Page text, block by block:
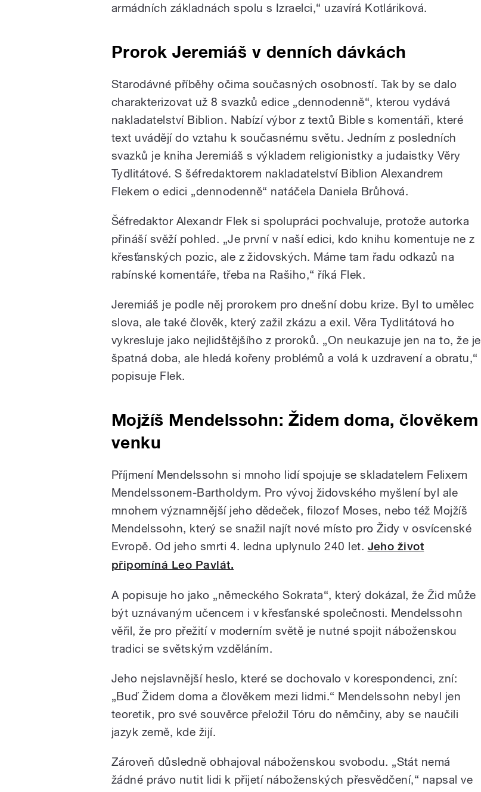
armádních základnách spolu s Izraelci,“ uzavírá Kotláriková.
Prorok Jeremiáš v denních dávkách
Starodávné příběhy očima současných osobností. Tak by se dalo
charakterizovat už 8 svazků edice „dennodenně“, kterou vydává
nakladatelství Biblion. Nabízí výbor z textů Bible s komentáři, které
text uvádějí do vztahu k současnému světu. Jedním z posledních
svazků je kniha Jeremiáš s výkladem religionistky a judaistky Věry
Tydlitátové. S šéfredaktorem nakladatelství Biblion Alexandrem
Flekem o edici „dennodenně“ natáčela Daniela Brůhová.
Šéfredaktor Alexandr Flek si spolupráci pochvaluje, protože autorka
přináší svěží pohled. „Je první v naší edici, kdo knihu komentuje ne z
křesťanských pozic, ale z židovských. Máme tam řadu odkazů na
rabínské komentáře, třeba na Rašiho,“ říká Flek.
Jeremiáš je podle něj prorokem pro dnešní dobu krize. Byl to umělec
slova, ale také člověk, který zažil zkázu a exil. Věra Tydlitátová ho
vykresluje jako nejlidštějšího z proroků. „On neukazuje jen na to, že je
špatná doba, ale hledá kořeny problémů a volá k uzdravení a obratu,“
popisuje Flek.
Mojžíš Mendelssohn: Židem doma, člověkem
venku
Příjmení Mendelssohn si mnoho lidí spojuje se skladatelem Felixem
Mendelssonem-Bartholdym. Pro vývoj židovského myšlení byl ale
mnohem významnější jeho dědeček, filozof Moses, nebo též Mojžíš
Mendelssohn, který se snažil najít nové místo pro Židy v osvícenské
Evropě. Od jeho smrti 4. ledna uplynulo 240 let. Jeho život
připomíná Leo Pavlát.
A popisuje ho jako „německého Sokrata“, který dokázal, že Žid může
být uznávaným učencem i v křesťanské společnosti. Mendelssohn
věřil, že pro přežití v moderním světě je nutné spojit náboženskou
tradici se světským vzděláním.
Jeho nejslavnější heslo, které se dochovalo v korespondenci, zní:
„Buď Židem doma a člověkem mezi lidmi.“ Mendelssohn nebyl jen
teoretik, pro své souvěrce přeložil Tóru do němčiny, aby se naučili
jazyk země, kde žijí.
Zároveň důsledně obhajoval náboženskou svobodu. „Stát nemá
žádné právo nutit lidi k přijetí náboženských přesvědčení,“ napsal ve